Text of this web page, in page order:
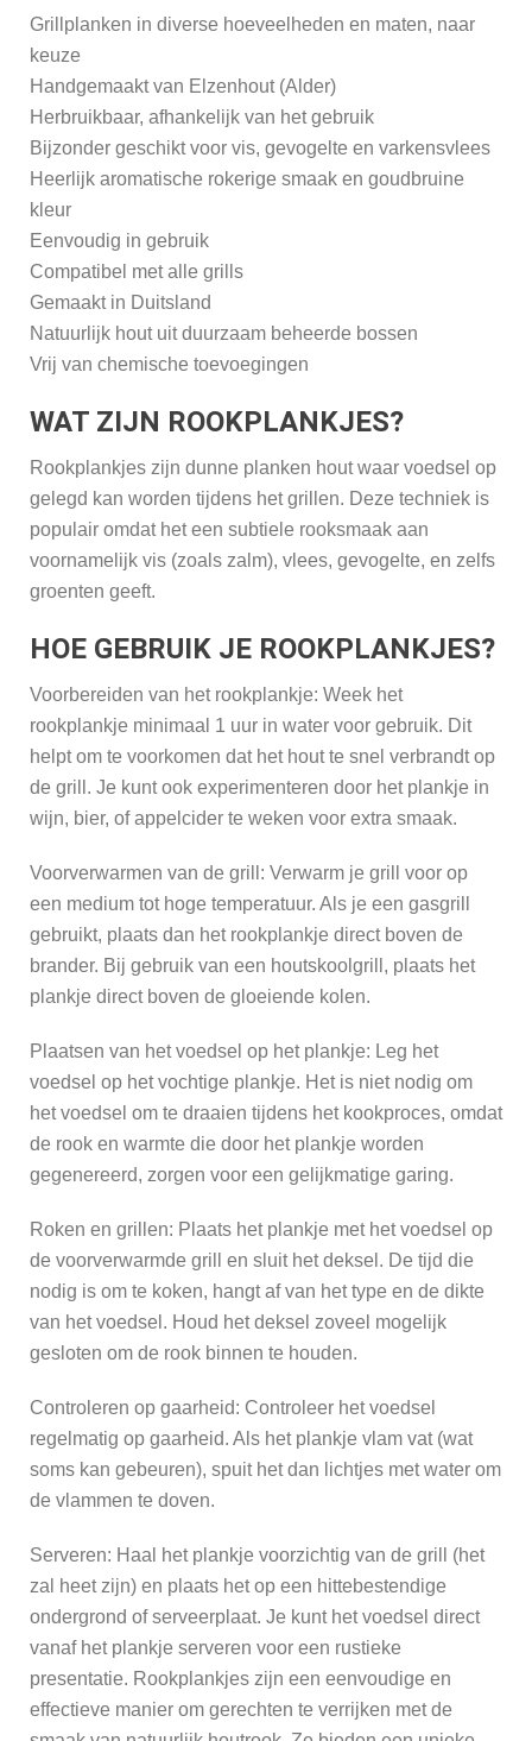
Grillplanken in diverse hoeveelheden en maten, naar
keuze
Handgemaakt van Elzenhout (Alder)
Herbruikbaar, afhankelijk van het gebruik
Bijzonder geschikt voor vis, gevogelte en varkensvlees
Heerlijk aromatische rokerige smaak en goudbruine
kleur
Eenvoudig in gebruik
Compatibel met alle grills
Gemaakt in Duitsland
Natuurlijk hout uit duurzaam beheerde bossen
Vrij van chemische toevoegingen
WAT ZIJN ROOKPLANKJES?
Rookplankjes zijn dunne planken hout waar voedsel op
gelegd kan worden tijdens het grillen. Deze techniek is
populair omdat het een subtiele rooksmaak aan
voornamelijk vis (zoals zalm), vlees, gevogelte, en zelfs
groenten geeft.
HOE GEBRUIK JE ROOKPLANKJES?
Voorbereiden van het rookplankje: Week het
rookplankje minimaal 1 uur in water voor gebruik. Dit
helpt om te voorkomen dat het hout te snel verbrandt op
de grill. Je kunt ook experimenteren door het plankje in
wijn, bier, of appelcider te weken voor extra smaak.
Voorverwarmen van de grill: Verwarm je grill voor op
een medium tot hoge temperatuur. Als je een gasgrill
gebruikt, plaats dan het rookplankje direct boven de
brander. Bij gebruik van een houtskoolgrill, plaats het
plankje direct boven de gloeiende kolen.
Plaatsen van het voedsel op het plankje: Leg het
voedsel op het vochtige plankje. Het is niet nodig om
het voedsel om te draaien tijdens het kookproces, omdat
de rook en warmte die door het plankje worden
gegenereerd, zorgen voor een gelijkmatige garing.
Roken en grillen: Plaats het plankje met het voedsel op
de voorverwarmde grill en sluit het deksel. De tijd die
nodig is om te koken, hangt af van het type en de dikte
van het voedsel. Houd het deksel zoveel mogelijk
gesloten om de rook binnen te houden.
Controleren op gaarheid: Controleer het voedsel
regelmatig op gaarheid. Als het plankje vlam vat (wat
soms kan gebeuren), spuit het dan lichtjes met water om
de vlammen te doven.
Serveren: Haal het plankje voorzichtig van de grill (het
zal heet zijn) en plaats het op een hittebestendige
ondergrond of serveerplaat. Je kunt het voedsel direct
vanaf het plankje serveren voor een rustieke
presentatie. Rookplankjes zijn een eenvoudige en
effectieve manier om gerechten te verrijken met de